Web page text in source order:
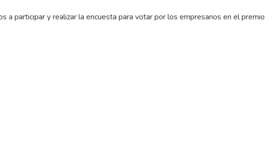
a participar y realizar la encuesta para votar por los empresarios en el premio